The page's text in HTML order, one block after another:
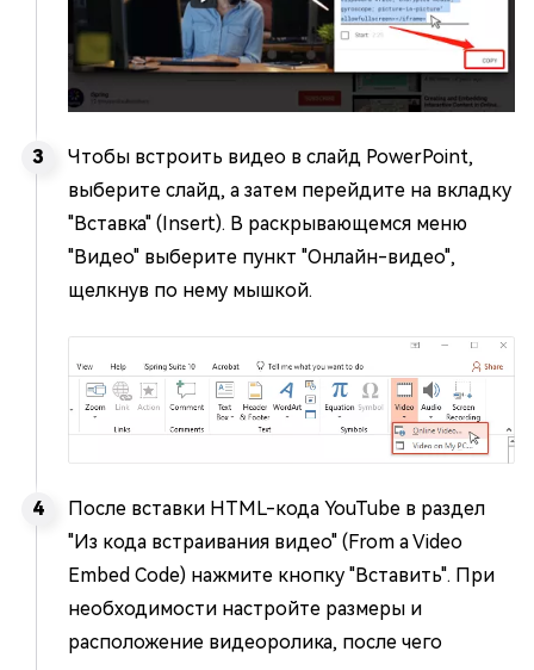
Чтобы встроить видео в слайд PowerPoint,
выберите слайд, а затем перейдите на вкладку
"Вставка" (Insert). В раскрывающемся меню
"Видео" выберите пункт "Онлайн-видео",
щелкнув по нему мышкой.
После вставки HTML-кода YouTube в раздел
"Из кода встраивания видео" (From a Video
Embed Code) нажмите кнопку "Вставить". При
необходимости настройте размеры и
расположение видеоролика, после чего